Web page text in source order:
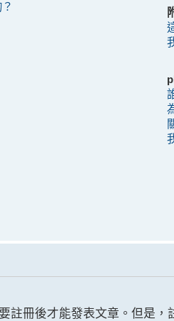
註冊後才能發表文章。但是